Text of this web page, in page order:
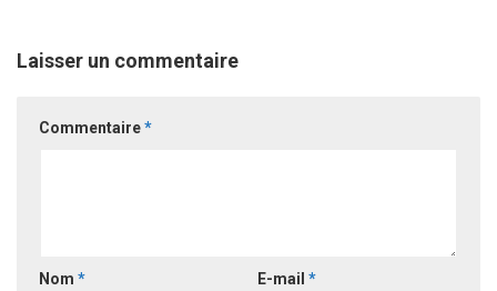
Laisser un commentaire
Commentaire*
Nom * E-mail *